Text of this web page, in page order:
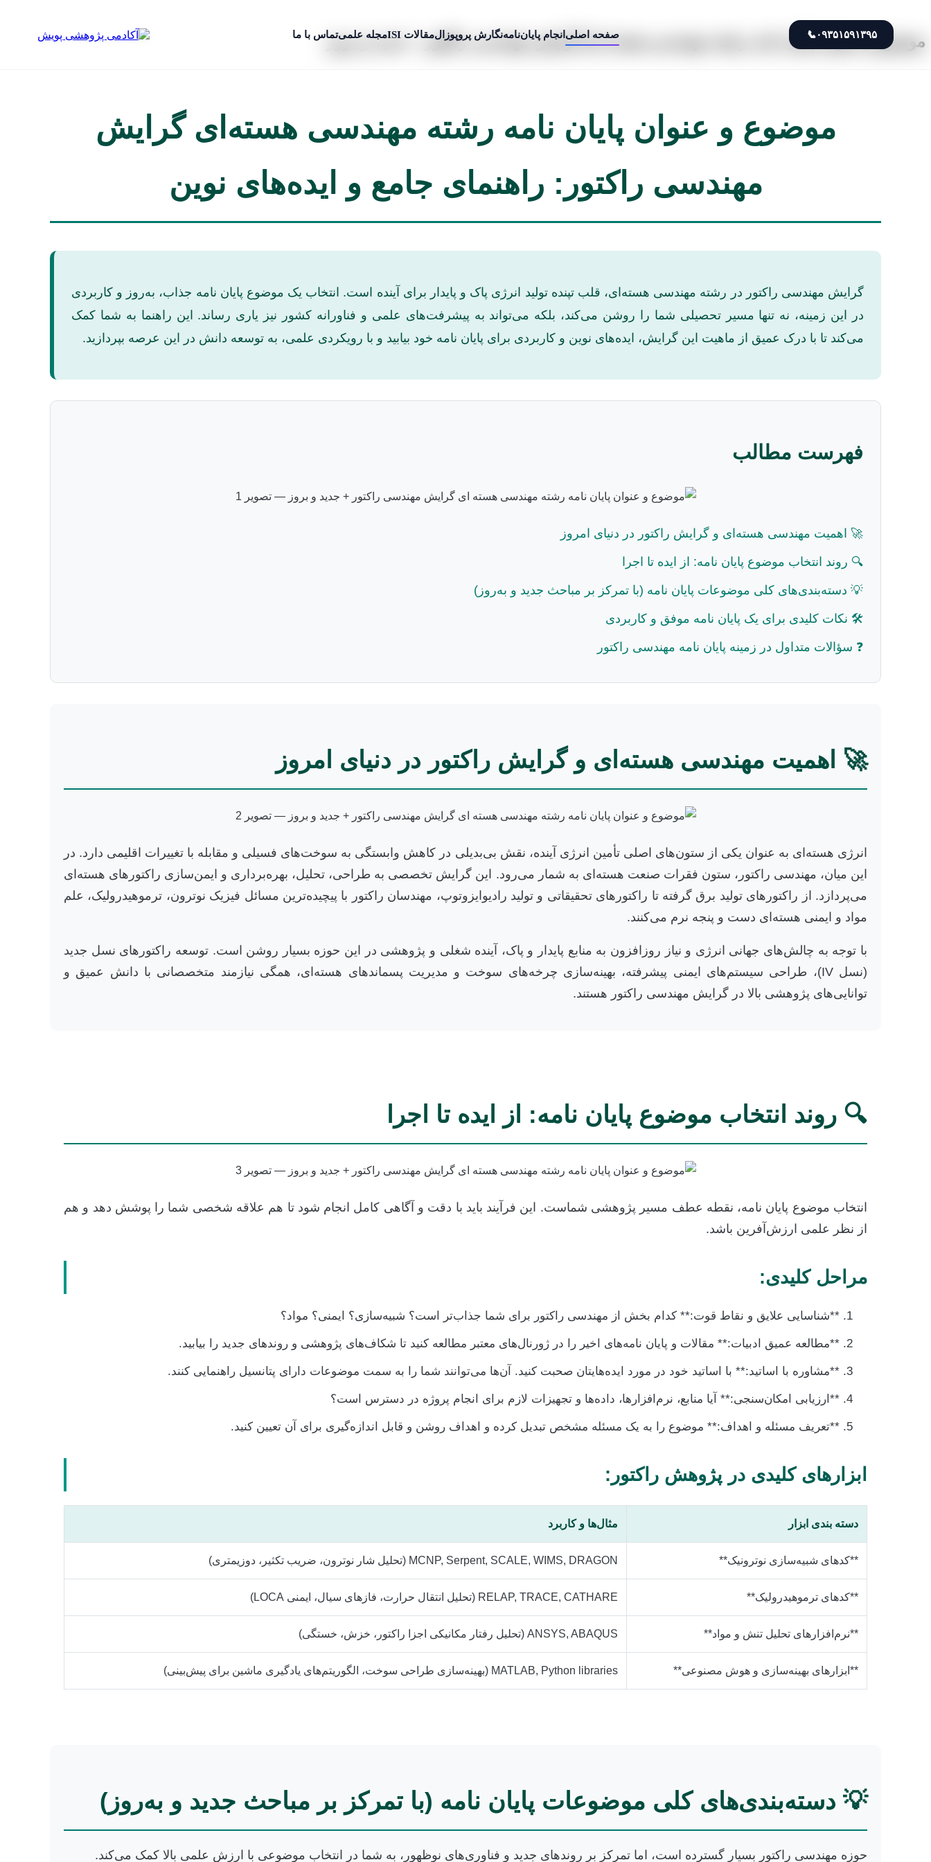
۰۹۳۵۱۵۹۱۳۹۵📞 صفحه اصلی انجام پایان‌نامهنگارش پروپوزالمقالات ISI مجله علمیتماس با ماموضوع و عنوان پایان نامه رشته مهندسی هسته ای گرایش مهندسی راکتور + جدید و بروز
موضوع و عنوان پایان نامه رشته مهندسی هسته‌ای گرایش
مهندسی راکتور: راهنمای جامع و ایده‌های نوین
گرایش مهندسی راکتور در رشته مهندسی هسته‌ای، قلب تپنده تولید انرژی پاک و پایدار برای آینده است. انتخاب یک موضوع پایان نامه جذاب، به‌روز و کاربردی
در این زمینه، نه تنها مسیر تحصیلی شما را روشن می‌کند، بلکه می‌تواند به پیشرفت‌های علمی و فناورانه کشور نیز یاری رساند. این راهنما به شما کمک
می‌کند تا با درک عمیق از ماهیت این گرایش، ایده‌های نوین و کاربردی برای پایان نامه خود بیابید و با رویکردی علمی، به توسعه دانش در این عرصه بپردازید.
فهرست مطالب
🚀 اهمیت مهندسی هسته‌ای و گرایش راکتور در دنیای امروز
🔍 روند انتخاب موضوع پایان نامه: از ایده تا اجرا
💡 دسته‌بندی‌های کلی موضوعات پایان نامه (با تمرکز بر مباحث جدید و به‌روز)
🛠️ نکات کلیدی برای یک پایان نامه موفق و کاربردی
❓ سؤالات متداول در زمینه پایان نامه مهندسی راکتور
🚀 اهمیت مهندسی هسته‌ای و گرایش راکتور در دنیای امروز
انرژی هسته‌ای به عنوان یکی از ستون‌های اصلی تأمین انرژی آینده، نقش بی‌بدیلی در کاهش وابستگی به سوخت‌های فسیلی و مقابله با تغییرات اقلیمی دارد. در
این میان، مهندسی راکتور، ستون فقرات صنعت هسته‌ای به شمار می‌رود. این گرایش تخصصی به طراحی، تحلیل، بهره‌برداری و ایمن‌سازی راکتورهای هسته‌ای
می‌پردازد. از راکتورهای تولید برق گرفته تا راکتورهای تحقیقاتی و تولید رادیوایزوتوپ، مهندسان راکتور با پیچیده‌ترین مسائل فیزیک نوترون، ترموهیدرولیک، علم
مواد و ایمنی هسته‌ای دست و پنجه نرم می‌کنند.
با توجه به چالش‌های جهانی انرژی و نیاز روزافزون به منابع پایدار و پاک، آینده شغلی و پژوهشی در این حوزه بسیار روشن است. توسعه راکتورهای نسل جدید
(نسل IV)، طراحی سیستم‌های ایمنی پیشرفته، بهینه‌سازی چرخه‌های سوخت و مدیریت پسماندهای هسته‌ای، همگی نیازمند متخصصانی با دانش عمیق و
توانایی‌های پژوهشی بالا در گرایش مهندسی راکتور هستند.
🔍 روند انتخاب موضوع پایان نامه: از ایده تا اجرا
انتخاب موضوع پایان نامه، نقطه عطف مسیر پژوهشی شماست. این فرآیند باید با دقت و آگاهی کامل انجام شود تا هم علاقه شخصی شما را پوشش دهد و هم
از نظر علمی ارزش‌آفرین باشد.
مراحل کلیدی:
**شناسایی علایق و نقاط قوت:** کدام بخش از مهندسی راکتور برای شما جذاب‌تر است؟ شبیه‌سازی؟ ایمنی؟ مواد؟
**مطالعه عمیق ادبیات:** مقالات و پایان نامه‌های اخیر را در ژورنال‌های معتبر مطالعه کنید تا شکاف‌های پژوهشی و روندهای جدید را بیابید.
**مشاوره با اساتید:** با اساتید خود در مورد ایده‌هایتان صحبت کنید. آن‌ها می‌توانند شما را به سمت موضوعات دارای پتانسیل راهنمایی کنند.
**ارزیابی امکان‌سنجی:** آیا منابع، نرم‌افزارها، داده‌ها و تجهیزات لازم برای انجام پروژه در دسترس است؟
**تعریف مسئله و اهداف:** موضوع را به یک مسئله مشخص تبدیل کرده و اهداف روشن و قابل اندازه‌گیری برای آن تعیین کنید.
ابزارهای کلیدی در پژوهش راکتور:
دسته بندی ابزار مثال‌ها و کاربرد
**کدهای شبیه‌سازی نوترونیک** MCNP, Serpent, SCALE, WIMS, DRAGON (تحلیل شار نوترون، ضریب تکثیر، دوزیمتری)
**کدهای ترموهیدرولیک** RELAP, TRACE, CATHARE (تحلیل انتقال حرارت، فازهای سیال، ایمنی LOCA)
**نرم‌افزارهای تحلیل تنش و مواد** ANSYS, ABAQUS (تحلیل رفتار مکانیکی اجزا راکتور، خزش، خستگی)
**ابزارهای بهینه‌سازی و هوش مصنوعی** MATLAB, Python libraries (بهینه‌سازی طراحی سوخت، الگوریتم‌های یادگیری ماشین برای پیش‌بینی)
💡 دسته‌بندی‌های کلی موضوعات پایان نامه (با تمرکز بر مباحث جدید و به‌روز)
حوزه مهندسی راکتور بسیار گسترده است، اما تمرکز بر روندهای جدید و فناوری‌های نوظهور، به شما در انتخاب موضوعی با ارزش علمی بالا کمک می‌کند.